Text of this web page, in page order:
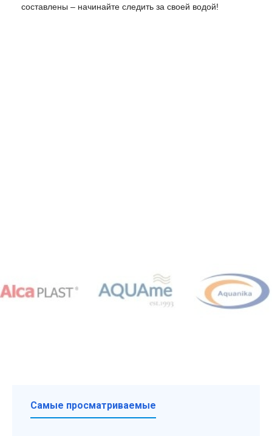
составлены – начинайте следить за своей водой!
Самые просматриваемые